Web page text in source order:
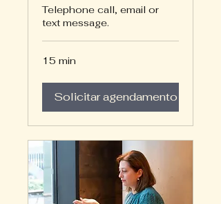
Telephone call, email or
text message.
15 min
Solicitar agendamento